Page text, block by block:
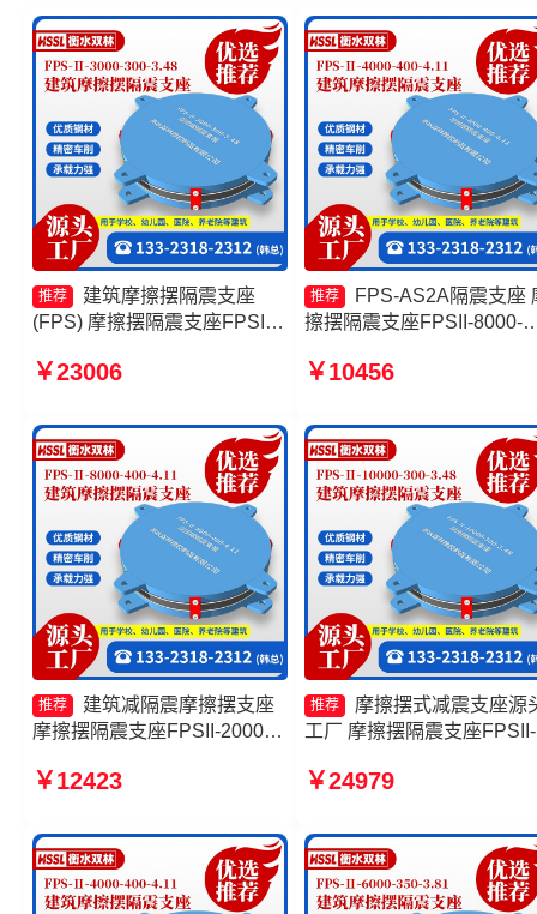
推荐
建筑摩擦摆隔震支座
(FPS) 摩擦摆隔震支座FPSII-
筑摩擦摆式隔震支座生产厂家
￥23006
推荐
FPS-AS2A隔震支座
擦摆隔震支座FPSII-8000-
生产厂家 摩擦摆隔震支座
家
￥10456
推荐
建筑减隔震摩擦摆支座
摩擦摆隔震支座FPSII-2000-
擦摆隔震支座FPSII-2000-
￥12423
推荐
摩擦摆式减震支座源
工厂 摩擦摆隔震支座FPSII-
震支座FPSII-6000-350-
座
￥24979